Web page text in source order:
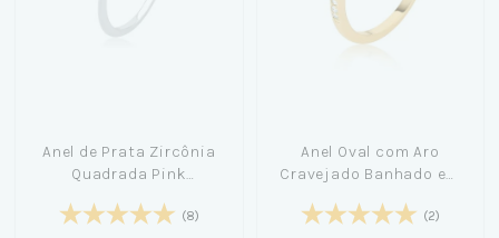
Anel de Prata Zircônia
Quadrada Pink
Pequena Céu (8)
Anel Oval com Aro
Cravejado Banhado em
(2)